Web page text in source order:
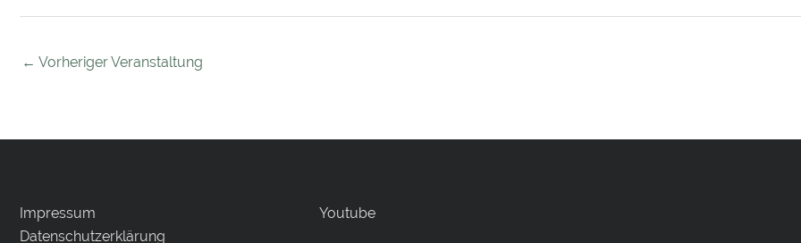
← Vorheriger Veranstaltung
Impressum
Datenschutzerklärung
Youtube